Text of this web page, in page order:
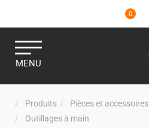
0
MENU
Produits Pièces et accessoires
Outillages à main